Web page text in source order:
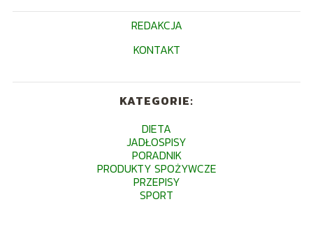
REDAKCJA
KONTAKT
KATEGORIE:
DIETA
JADŁOSPISY
PORADNIK
PRODUKTY SPOŻYWCZE
PRZEPISY
SPORT